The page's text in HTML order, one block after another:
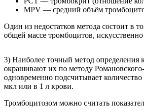
MPV — средний объём
Один из недостатков метода состоит в
общей массе тромбоцитов,
3) Наиболее точный метод определения
окрашивают их по методу
одновременно подсчитывает
мкл или в 1 л крови.
Тромбоцитозом можно считать